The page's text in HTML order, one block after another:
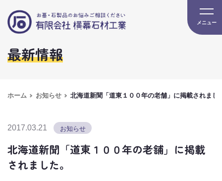
最新情報
ホーム お知らせ 北海道新聞「道東１００年の老舗」に掲載されまし
2017.03.21 お知らせ
北海道新聞「道東１００年の老舗」に掲載
されました。